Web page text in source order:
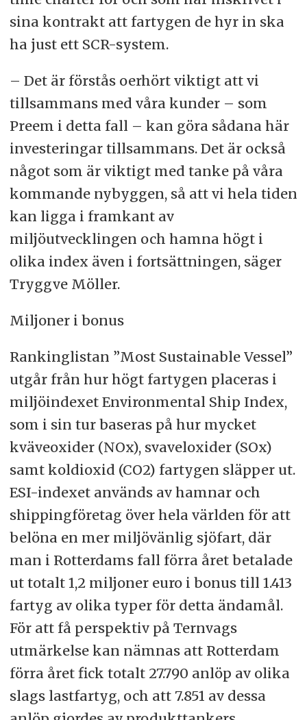
sina kontrakt att fartygen de hyr in ska
ha just ett SCR-system.
– Det är förstås oerhört viktigt att vi
tillsammans med våra kunder – som
Preem i detta fall – kan göra sådana här
investeringar tillsammans. Det är också
något som är viktigt med tanke på våra
kommande nybyggen, så att vi hela tiden
kan ligga i framkant av
miljöutvecklingen och hamna högt i
olika index även i fortsättningen, säger
Tryggve Möller.
Miljoner i bonus
Rankinglistan ”Most Sustainable Vessel”
utgår från hur högt fartygen placeras i
miljöindexet Environmental Ship Index,
som i sin tur baseras på hur mycket
kväveoxider (NOx), svaveloxider (SOx)
samt koldioxid (CO2) fartygen släpper ut.
ESI-indexet används av hamnar och
shippingföretag över hela världen för att
belöna en mer miljövänlig sjöfart, där
man i Rotterdams fall förra året betalade
ut totalt 1,2 miljoner euro i bonus till 1.413
fartyg av olika typer för detta ändamål.
För att få perspektiv på Ternvags
utmärkelse kan nämnas att Rotterdam
förra året fick totalt 27.790 anlöp av olika
slags lastfartyg, och att 7.851 av dessa